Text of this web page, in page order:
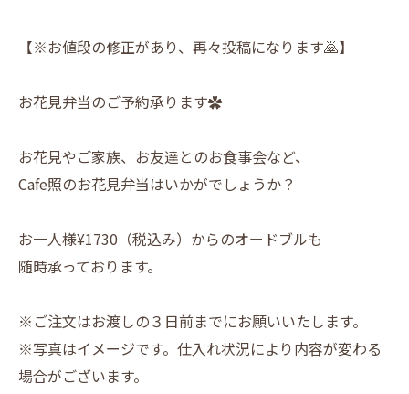
【※お値段の修正があり、再々投稿になります🙇】
お花見弁当のご予約承ります✿
お花見やご家族、お友達とのお食事会など、
Cafe照のお花見弁当はいかがでしょうか？
お一人様¥1730（税込み）からのオードブルも
随時承っております。
※ご注文はお渡しの３日前までにお願いいたします。
※写真はイメージです。仕入れ状況により内容が変わる
場合がございます。